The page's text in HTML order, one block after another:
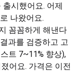
시했어요. 어제
나왔어요.
꼼꼼하게 해낸다
과를 검증하고 고
트 7~11% 향상),
어요. 가격은 이전